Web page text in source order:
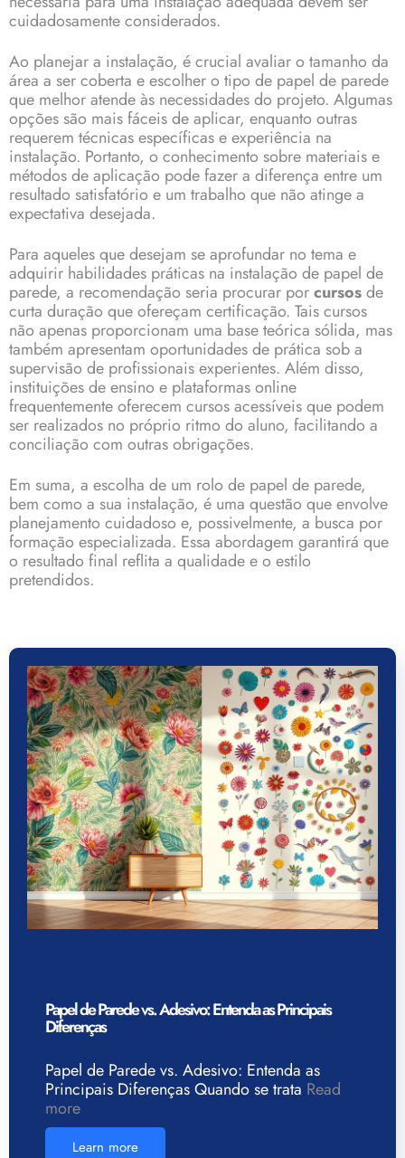
cuidadosamente considerados.
Ao planejar a instalação, é crucial avaliar o tamanho da
área a ser coberta e escolher o tipo de papel de parede
que melhor atende às necessidades do projeto. Algumas
opções são mais fáceis de aplicar, enquanto outras
requerem técnicas específicas e experiência na
instalação. Portanto, o conhecimento sobre materiais e
métodos de aplicação pode fazer a diferença entre um
resultado satisfatório e um trabalho que não atinge a
expectativa desejada.
Para aqueles que desejam se aprofundar no tema e
adquirir habilidades práticas na instalação de papel de
parede, a recomendação seria procurar porcursosde
curta duração que ofereçam certificação. Tais cursos
não apenas proporcionam uma base teórica sólida, mas
também apresentam oportunidades de prática sob a
supervisão de profissionais experientes. Além disso,
instituições de ensino e plataformas online
frequentemente oferecem cursos acessíveis que podem
ser realizados no próprio ritmo do aluno, facilitando a
conciliação com outras obrigações.
Em suma, a escolha de um rolo de papel de parede,
bem como a sua instalação, é uma questão que envolve
planejamento cuidadoso e, possivelmente, a busca por
formação especializada. Essa abordagem garantirá que
o resultado final reflita a qualidade e o estilo
pretendidos.
Papel de Parede vs. Adesivo: Entenda as Principais
Diferenças
Papel de Parede vs. Adesivo: Entenda as
Principais Diferenças Quando se trata Read
more
Learn more